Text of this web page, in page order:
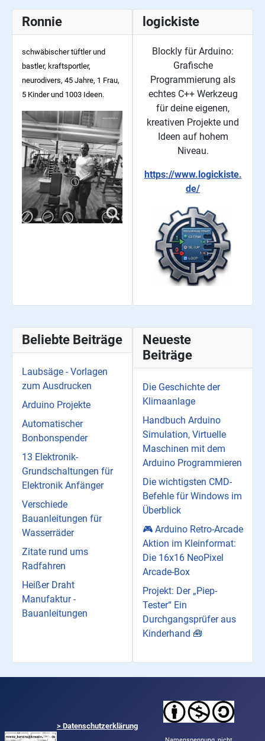
Ronnie
schwäbischer tüftler und
bastler, kraftsportler,
neurodivers, 45 Jahre, 1 Frau,
5 Kinder und 1003 Ideen.
logickiste
Blockly für Arduino:
Grafische
Programmierung als
echtes C++ Werkzeug
für deine eigenen,
kreativen Projekte und
Ideen auf hohem
Niveau.
https://www.logickiste.
de/
Beliebte Beiträge
Laubsäge - Vorlagen
zum Ausdrucken
Arduino Projekte
Automatischer
Bonbonspender
13 Elektronik-
Grundschaltungen für
Elektronik Anfänger
Verschiede
Bauanleitungen für
Wasserräder
Zitate rund ums
Radfahren
Heißer Draht
Manufaktur -
Bauanleitungen
Neueste
Beiträge
Die Geschichte der
Klimaanlage
Handbuch Arduino
Simulation, Virtuelle
Maschinen mit dem
Arduino Programmieren
Die wichtigsten CMD-
Befehle für Windows im
Überblick
🎮 Arduino Retro-Arcade
Aktion im Kleinformat:
Die 16x16 NeoPixel
Arcade-Box
Projekt: Der „Piep-
Tester“ Ein
Durchgangsprüfer aus
Kinderhand 🧰
> Datenschutzerklärung